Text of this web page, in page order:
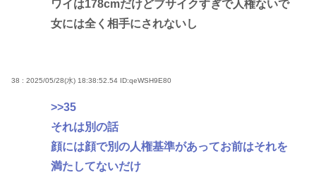
ワイは178cmだけどブサイクすぎで人権ないで
女には全く相手にされないし
38 : 2025/05/28(水) 18:38:52.54 ID:qeWSH9E80
>>35
それは別の話
顔には顔で別の人権基準があってお前はそれを
満たしてないだけ